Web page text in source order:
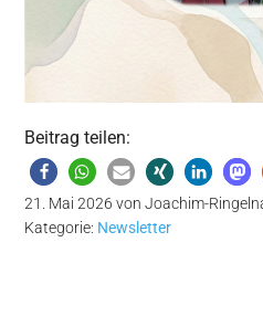
Beitrag teilen:
21. Mai 2026 vonJoachim-
Kategorie: Newsletter